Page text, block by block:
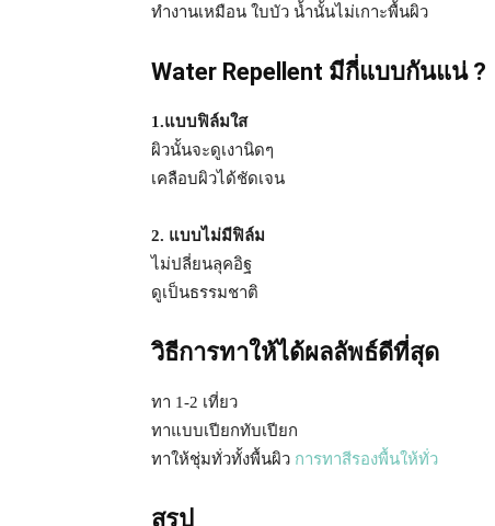
ทำงานเหมือน ใบบัว น้ำนั้นไม่เกาะพื้นผิว
Water Repellent มีกี่แบบกันแน่ ?
1.แบบฟิล์มใส
ผิวนั้นจะดูเงานิดๆ
เคลือบผิวได้ชัดเจน
2. แบบไม่มีฟิล์ม
ไม่ปลี่ยนลุคอิฐ
ดูเป็นธรรมชาติ
วิธีการทาให้ได้ผลลัพธ์ดีที่สุด
ทา 1-2 เที่ยว
ทาแบบเปียกทับเปียก
ทาให้ชุ่มทั่วทั้งพื้นผิว การทาสีรองพื้นให้ทั่ว
สรุป